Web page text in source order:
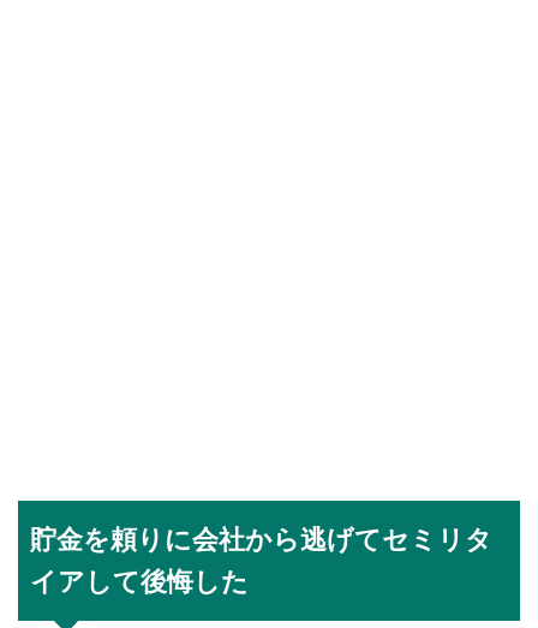
貯金を頼りに会社から逃げてセミリタ
イアして後悔した